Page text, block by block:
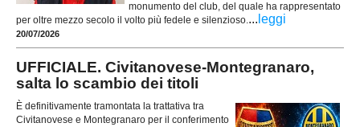
monumento del club, del quale ha rappresentato
per oltre mezzo secolo il volto più fedele e silenzioso.... leggi
20/07/2026
UFFICIALE. Civitanovese-Montegranaro,
salta lo scambio dei titoli
È definitivamente tramontata la trattativa tra
Civitanovese e Montegranaro per il conferimento